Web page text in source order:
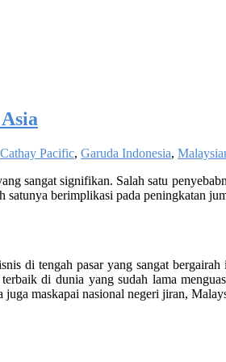
Cathay Pacific, Garuda Indonesia,
sangat signifikan. Salah satu
berimplikasi pada peningkatan
di tengah pasar yang sangat
terbaik di dunia yang sudah lama
juga maskapai nasional negeri jiran,